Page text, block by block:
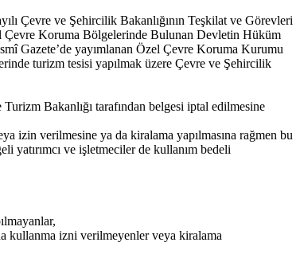
Çevre ve Şehircilik Bakanlığının Teşkilat ve Görevleri
Çevre Koruma Bölgelerinde Bulunan Devletin Hüküm
Gazete’de yayımlanan Özel Çevre Koruma Kurumu
turizm tesisi yapılmak üzere Çevre ve Şehircilik
Bakanlığı tarafından belgesi iptal edilmesine
izin verilmesine ya da kiralama yapılmasına rağmen bu
yatırımcı ve işletmeciler de kullanım bedeli
kullanma izni verilmeyenler veya kiralama